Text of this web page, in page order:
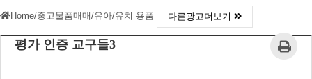
Home/중고물품매매/유아/유치 용품 다른광고더보기
평가 인증 교구들3